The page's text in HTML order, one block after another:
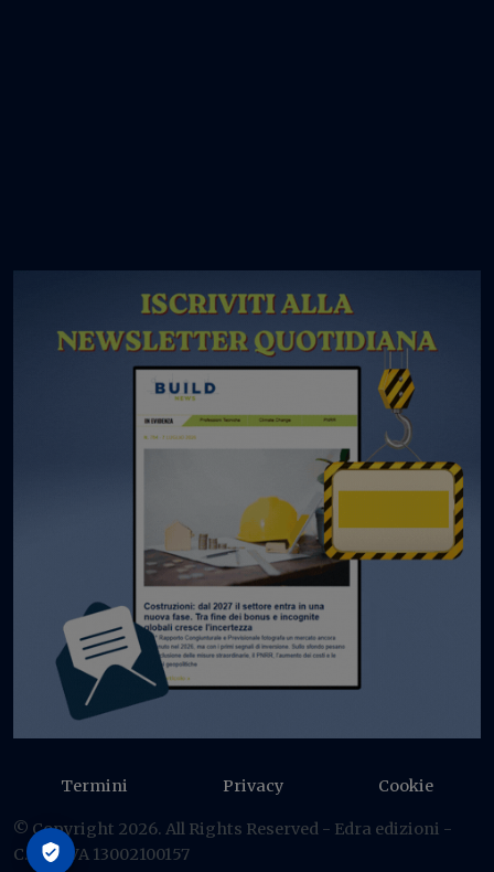
Termini Privacy Cookie
© Copyright 2026. All Rights Reserved - Edra edizioni -
C.F./P IVA 13002100157